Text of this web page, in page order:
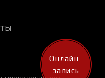
Онлайн-
запись